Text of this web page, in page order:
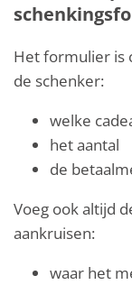
Het formulier is
de schenker:
welke
het aantal
de
Voeg ook altijd
aankruisen:
waar het